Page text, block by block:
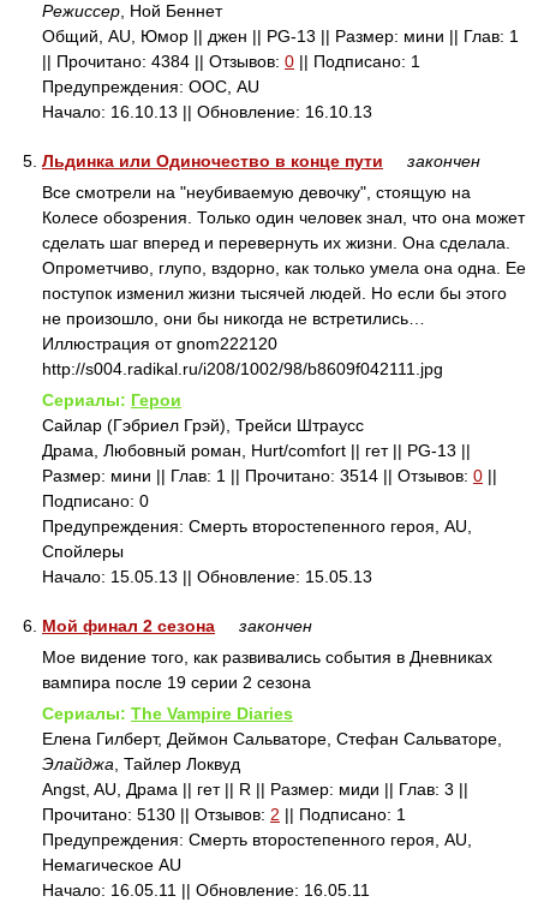
Режиссер , Ной Беннет
Общий, AU, Юмор || джен || PG-13 || Размер: мини || Глав: 1
|| Прочитано: 4384 || Отзывов: 0 || Подписано: 1
Предупреждения: ООС, AU
Начало: 16.10.13 || Обновление: 16.10.13
5. Льдинка или Одиночество в конце пути
закончен
Все смотрели на "неубиваемую девочку", стоящую на
Колесе обозрения. Только один человек знал, что она может
сделать шаг вперед и перевернуть их жизни. Она сделала.
Опрометчиво, глупо, вздорно, как только умела она одна. Ее
поступок изменил жизни тысячей людей. Но если бы этого
не произошло, они бы никогда не встретились…
Иллюстрация от gnom222120
http://s004.radikal.ru/i208/1002/98/b8609f042111.jpg
Сериалы: Герои
Сайлар (Гэбриел Грэй), Трейси Штраусс
Драма, Любовный роман, Hurt/comfort || гет || PG-13 ||
Размер: мини || Глав: 1 || Прочитано: 3514 || Отзывов: 0 ||
Подписано: 0
Предупреждения: Смерть второстепенного героя, AU,
Спойлеры
Начало: 15.05.13 || Обновление: 15.05.13
6. Мой финал 2 сезона
закончен
Мое видение того, как развивались события в Дневниках
вампира после 19 серии 2 сезона
Сериалы: The Vampire Diaries
Елена Гилберт, Деймон Сальваторе, Стефан Сальваторе,
Элайджа , Тайлер Локвуд
Angst, AU, Драма || гет || R || Размер: миди || Глав: 3 ||
Прочитано: 5130 || Отзывов: 2 || Подписано: 1
Предупреждения: Смерть второстепенного героя, AU,
Немагическое AU
Начало: 16.05.11 || Обновление: 16.05.11